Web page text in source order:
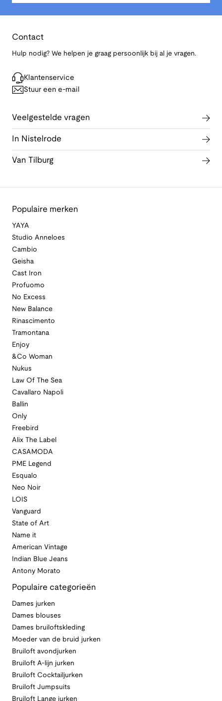
Contact
Hulp nodig? We helpen je graag persoonlijk bij al je vragen.
Klantenservice
Stuur een e-mail
Veelgestelde vragen
In Nistelrode
Van Tilburg
Populaire merken
YAYA
Studio Anneloes
Cambio
Geisha
Cast Iron
Profuomo
No Excess
New Balance
Rinascimento
Tramontana
Enjoy
&Co Woman
Nukus
Law Of The Sea
Cavallaro Napoli
Ballin
Only
Freebird
Alix The Label
CASAMODA
PME Legend
Esqualo
Neo Noir
LOIS
Vanguard
State of Art
Name it
American Vintage
Indian Blue Jeans
Antony Morato
Populaire categorieën
Dames jurken
Dames blouses
Dames bruiloftskleding
Moeder van de bruid jurken
Bruiloft avondjurken
Bruiloft A-lijn jurken
Bruiloft Cocktailjurken
Bruiloft Jumpsuits
Bruiloft Lange jurken